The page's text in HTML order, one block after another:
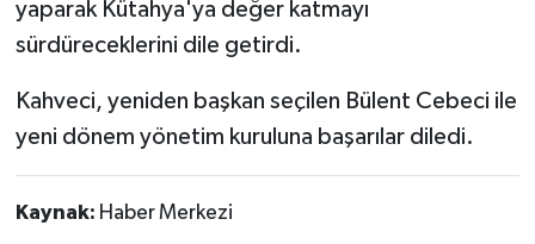
yaparak Kütahya'ya değer katmayı
sürdüreceklerini dile getirdi.
Kahveci, yeniden başkan seçilen Bülent Cebeci ile
yeni dönem yönetim kuruluna başarılar diledi.
Kaynak: Haber Merkezi